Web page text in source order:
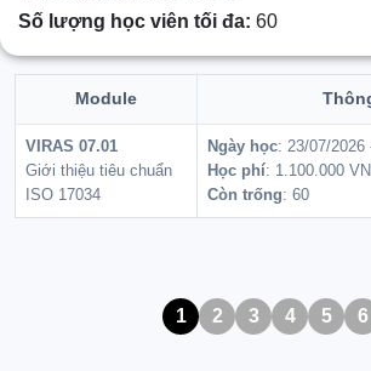
Số lượng học viên tối đa: 60
Module
VIRAS 07.01
Giới thiệu tiêu chuẩn
ISO 17034
Ngày học: 23/07/2026
Học phí: 1.100.000
Còn trống: 60
1 2 3 4 5 6